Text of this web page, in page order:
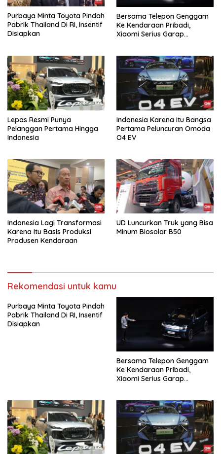
Purbaya Minta Toyota Pindah
Pabrik Thailand Di RI, Insentif
Disiapkan
Bersama Telepon Genggam
Ke Kendaraan Pribadi,
Xiaomi Serius Garap
Lepas Resmi Punya
Pelanggan Pertama Hingga
Indonesia
Indonesia Karena Itu Bangsa
Pertama Peluncuran Omoda
O4 EV
Indonesia Lagi Transformasi
Karena Itu Basis Produksi
Produsen Kendaraan
UD Luncurkan Truk yang Bisa
Minum Biosolar B50
Rekomendasi untuk kamu
Purbaya Minta Toyota Pindah
Pabrik Thailand Di RI, Insentif
Disiapkan
Bersama Telepon Genggam
Ke Kendaraan Pribadi,
Xiaomi Serius Garap